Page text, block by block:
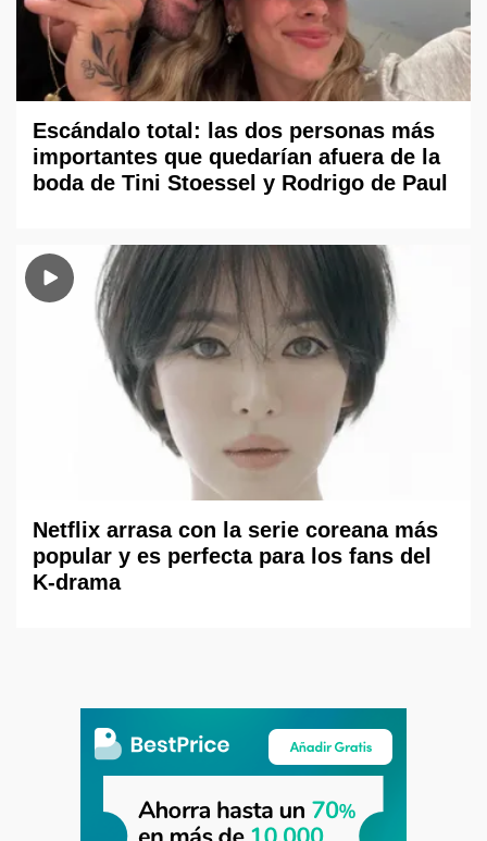
Escándalo total: las dos personas más
importantes que quedarían afuera de la
boda de Tini Stoessel y Rodrigo de Paul
Netflix arrasa con la serie coreana más
popular y es perfecta para los fans del
K-drama